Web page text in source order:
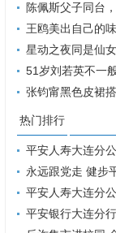
陈佩斯父子同台
却输给
王鸥美出自己的
飒，大
星动之夜同是仙
灵，欧阳
51岁刘若英不一
用帽
张钧甯黑色皮裙
上眼神
热门排行
平安人寿大连分
永远跟党走 健
平安人寿大连分
平安银行大连分